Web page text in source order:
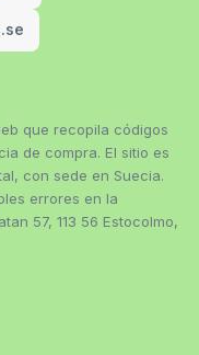
que recopila códigos
de compra. El sitio es
con sede en Suecia.
errores en la
57, 113 56 Estocolmo,